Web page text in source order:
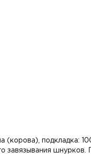
(корова), подкладка:
завязывания